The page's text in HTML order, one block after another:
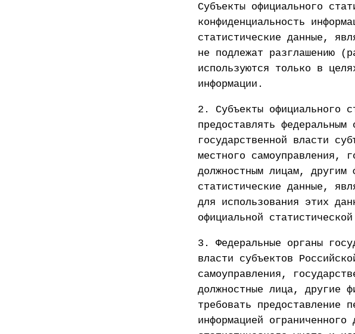
Субъекты официального
конфиденциальность
статистические данные,
не подлежат разглашению
используются только в
информации.
2. Субъекты официального
предоставлять
государственной власти
местного самоуправления,
должностным лицам, другим
статистические данные,
для использования этих
официальной
3. Федеральные органы
власти субъектов
самоуправления,
должностные лица, другие
требовать предоставление
информацией